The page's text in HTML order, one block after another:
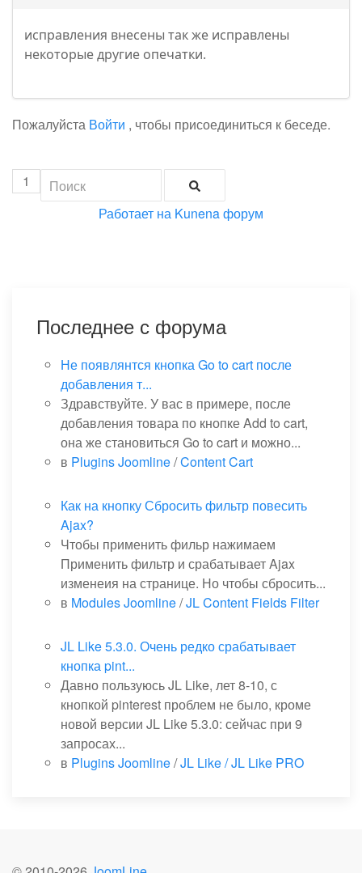
исправления внесены так же исправлены
некоторые другие опечатки.
Пожалуйста Войти , чтобы присоединиться к беседе.
1
Работает на Kunena форум
Последнее с форума
Не появлянтся кнопка Go to cart после
добавления т...
Здравствуйте. У вас в примере, после
добавления товара по кнопке Add to cart,
она же становиться Go to cart и можно...
в Plugins Joomline/Content Cart
Как на кнопку Сбросить фильтр повесить
Ajax?
Чтобы применить фильр нажимаем
Применить фильтр и срабатывает Ajax
изменеия на странице. Но чтобы сбросить...
в Modules Joomline/JL Content Fields Filter
JL Like 5.3.0. Очень редко срабатывает
кнопка pint...
Давно пользуюсь JL Like, лет 8-10, с
кнопкой pinterest проблем не было, кроме
новой версии JL Like 5.3.0: сейчас при 9
запросах...
в Plugins Joomline/JL Like / JL Like PRO